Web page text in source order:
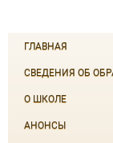
ГЛАВНАЯ
СВЕДЕНИЯ ОБ
О ШКОЛЕ
АНОНСЫ